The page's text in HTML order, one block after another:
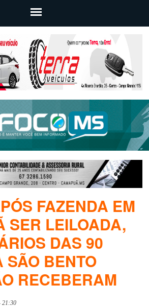
FAZENDA EM
SER LEILOADA,
DAS 90
SÃO BENTO
RECEBERAM
21:30